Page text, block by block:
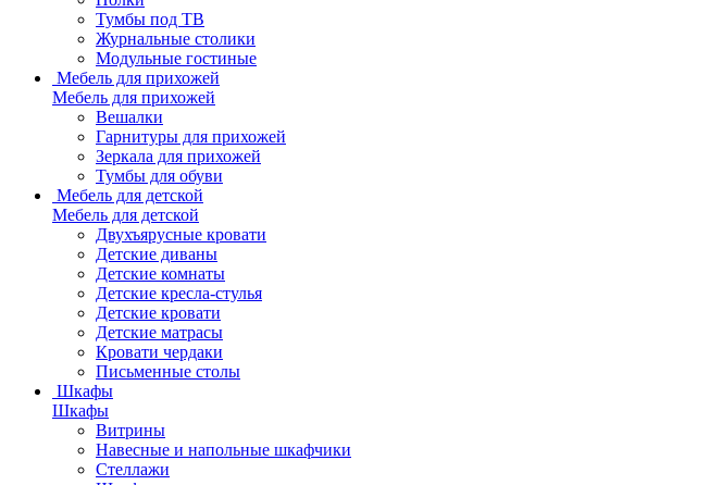
Тумбы под ТВ
Журнальные столики
Модульные гостиные
Мебель для прихожей
Мебель для прихожей
Вешалки
Гарнитуры для прихожей
Зеркала для прихожей
Тумбы для обуви
Мебель для детской
Мебель для детской
Двухъярусные кровати
Детские диваны
Детские комнаты
Детские кресла-стулья
Детские кровати
Детские матрасы
Кровати чердаки
Письменные столы
Шкафы
Шкафы
Витрины
Навесные и напольные шкафчики
Стеллажи